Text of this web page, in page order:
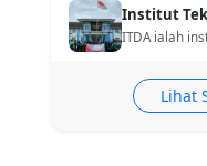
Institut
Lihat